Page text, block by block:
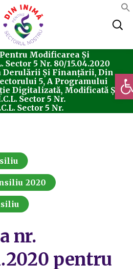
Sector 5
De Consiliu
Pentru Modificarea Și
Sector 5 Nr. 80/15.04.2020
Derulării Și Finanțării, Din
5, A Programului
Digitalizată, Modificată Și
Sector 5 Nr.
Sector 5 Nr.
2020
nr.
pentru